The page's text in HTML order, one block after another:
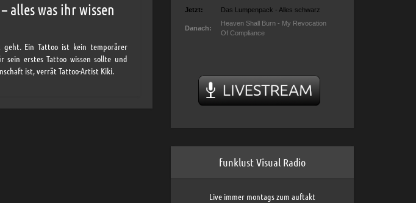
alles was ihr wissen
Ein Tattoo ist kein temporärer
sein erstes Tattoo wissen sollte und
ist, verrät Tattoo-Artist Kiki.
funklust Visual Radio
Live immer montags zum auftakt